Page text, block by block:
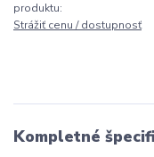
produktu:
Strážiť cenu / dostupnosť
Kompletné